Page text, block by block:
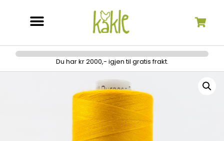
Du har kr 2000,- igjen til gratis frakt.